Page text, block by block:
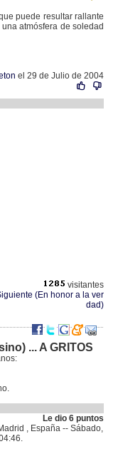
puede resultar rallante
atmósfera de soledad
el 29 de Julio de 2004
visitantes
(En honor a la ver
dad)
... A GRITOS
Le dio 6 puntos
, España -- Sábado,